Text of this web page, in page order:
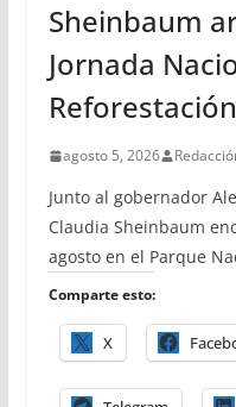
Sheinbaum
Jornada
Reforestación
agosto 5, 2026
Junto al gobernador
Claudia Sheinbaum
agosto en el Parque
Comparte esto:
X